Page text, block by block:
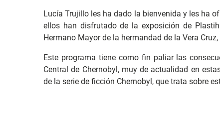
Lucía Trujillo les ha dado la bienvenida y les ha
ellos han disfrutado de la exposición de
Hermano Mayor de la hermandad de la Vera
Este programa tiene como fin paliar las
Central de Chernobyl, muy de actualidad en
de la serie de ficción Chernobyl, que trata sobre